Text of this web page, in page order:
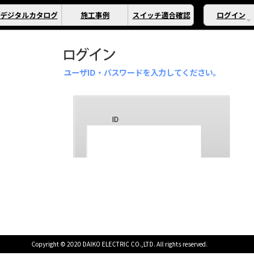
デジタルカタログ 施工事例 スイッチ適合確認 ログイン
ユーザID・パスワードを入力してください。
Copyright © 2020 DAIKO ELECTRIC CO.,LTD. All rights reserved.